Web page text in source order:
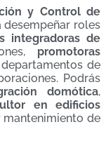
y Control de
roles
integradoras de
promotoras
de
Podrás
domótica,
en edificios
de